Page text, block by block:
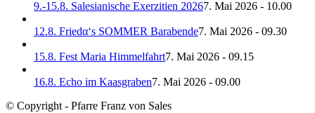
9.-15.8. Salesianische Exerzitien 20267. Mai 2026 - 10.00
12.8. Friedα‘s SOMMER Barabende7. Mai 2026 - 09.30
15.8. Fest Maria Himmelfahrt7. Mai 2026 - 09.15
16.8. Echo im Kaasgraben7. Mai 2026 - 09.00
© Copyright - Pfarre Franz von Sales